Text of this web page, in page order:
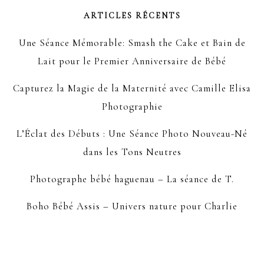
ARTICLES RÉCENTS
Une Séance Mémorable: Smash the Cake et Bain de
Lait pour le Premier Anniversaire de Bébé
Capturez la Magie de la Maternité avec Camille Elisa
Photographie
L’Éclat des Débuts : Une Séance Photo Nouveau-Né
dans les Tons Neutres
Photographe bébé haguenau – La séance de T.
Boho Bébé Assis – Univers nature pour Charlie